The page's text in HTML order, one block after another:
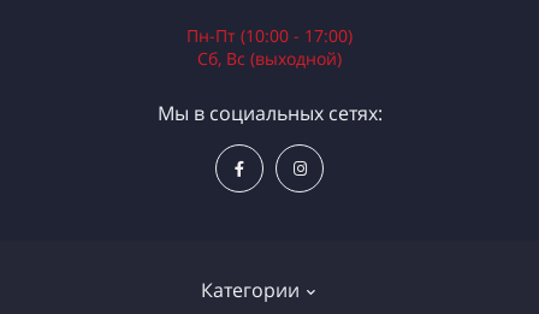
Категории
Пн-Пт (10:00 - 17:00)
Сб, Вс (выходной)
Мы в социальных сетях: